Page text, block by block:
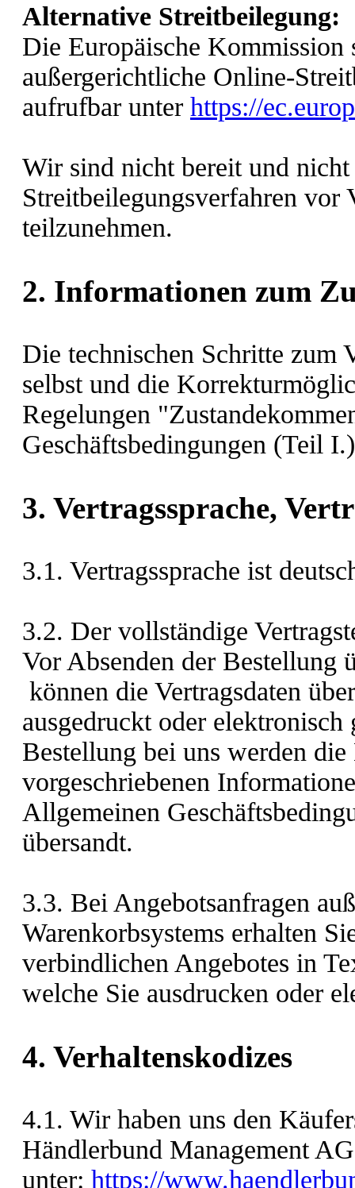
Alternative Streitbeilegung:
Die Europäische
außergerichtliche Online-
aufrufbar unter https://
Wir sind nicht bereit und
Streitbeilegungsverfahren vor
teilzunehmen.
2. Informationen zum
Die technischen Schritte zum
selbst und die
Regelungen
Geschäftsbedingungen (Teil
3. Vertragssprache,
3.1. Vertragssprache ist
3.2. Der vollständige
Vor Absenden der Bestellung
können die Vertragsdaten
ausgedruckt oder
Bestellung bei uns werden
vorgeschriebenen
Allgemeinen
übersandt.
3.3. Bei Angebotsanfragen
Warenkorbsystems erhalten
verbindlichen Angebotes in
welche Sie ausdrucken oder
4. Verhaltenskodizes
4.1. Wir haben uns den
Händlerbund Management
unter: https://